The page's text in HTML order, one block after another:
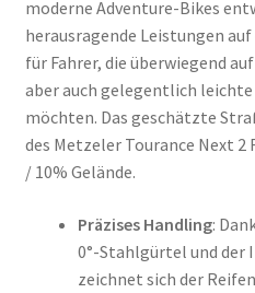
moderne Adventure-Bikes
herausragende Leistungen
für Fahrer, die überwiegend
aber auch gelegentlich
möchten. Das geschätzte
des Metzeler Tourance Next
/ 10% Gelände.
Präzises Handling:
0°-Stahlgürtel und der
zeichnet sich der